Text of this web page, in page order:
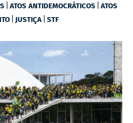
|ATOS ANTIDEMOCRÁTICOS |ATOS
| JUSTIÇA |STF